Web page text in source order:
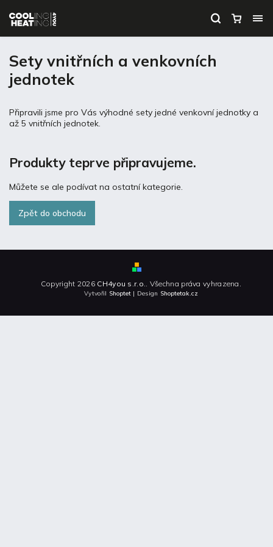
Sety vnitřních a venkovních
jednotek
Připravili jsme pro Vás výhodné sety jedné venkovní jednotky a
až 5 vnitřních jednotek.
Produkty teprve připravujeme.
Můžete se ale podívat na ostatní kategorie.
Zpět do obchodu
Copyright 2026 CH4you s.r.o. . Všechna práva vyhrazena.
Vytvořil Shoptet| Design Shoptetak.cz